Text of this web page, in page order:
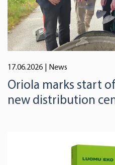
17.06.2026 | News
Oriola marks start
new distribution